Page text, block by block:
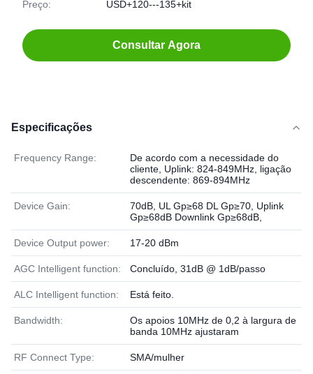
Preço: USD+120---135+kit
Consultar Agora
Especificações
Frequency Range:
De acordo com a necessidade do
cliente, Uplink: 824-849MHz, ligação
descendente: 869-894MHz
Device Gain:
70dB, UL Gp≥68 DL Gp≥70, Uplink
Gp≥68dB Downlink Gp≥68dB,
Device Output power: 17-20 dBm
AGC Intelligent function: Concluído, 31dB @ 1dB/passo
ALC Intelligent function: Está feito.
Bandwidth:
Os apoios 10MHz de 0,2 à largura de
banda 10MHz ajustaram
RF Connect Type: SMA/mulher